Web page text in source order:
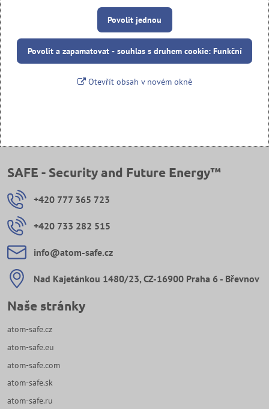
Povolit jednou
Povolit a zapamatovat - souhlas s druhem cookie: Funkční
Otevřít obsah v novém okně
SAFE - Security and Future Energy™
+420 777 365 723
+420 733 282 515
info​@atom-safe​.cz
Nad Kajetánkou 1480/23, CZ-16900 Praha 6 - Břevnov
Naše stránky
atom-safe.cz
atom-safe.eu
atom-safe.com
atom-safe.sk
atom-safe.ru